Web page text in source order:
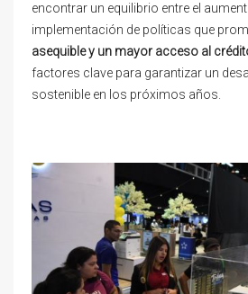
encontrar un equilibrio entre el
implementación de políticas que
asequible y un mayor acceso al
factores clave para garantizar un
sostenible en los próximos años.